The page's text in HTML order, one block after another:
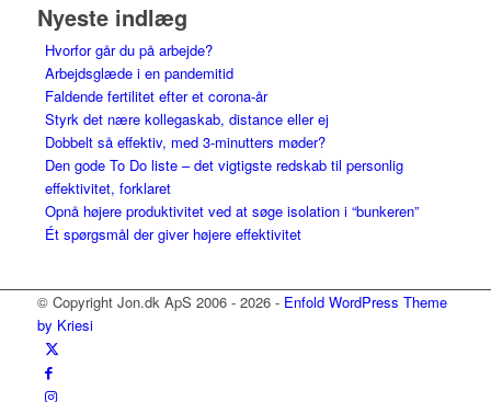
Nyeste indlæg
Hvorfor går du på arbejde?
Arbejdsglæde i en pandemitid
Faldende fertilitet efter et corona-år
Styrk det nære kollegaskab, distance eller ej
Dobbelt så effektiv, med 3-minutters møder?
Den gode To Do liste – det vigtigste redskab til personlig
effektivitet, forklaret
Opnå højere produktivitet ved at søge isolation i “bunkeren”
Ét spørgsmål der giver højere effektivitet
© Copyright Jon.dk ApS 2006 - 2026 - Enfold WordPress Theme
by Kriesi